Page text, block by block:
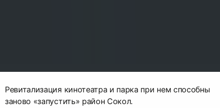
Ревитализация кинотеатра и парка при нем способны
заново «запустить» район Сокол.